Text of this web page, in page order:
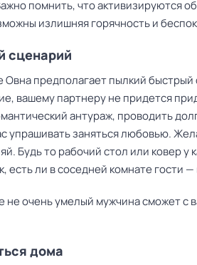
помнить, что активизируются
излишняя горячность и
сценарий
Овна предполагает пылкий быстрый
вашему партнеру не придется
антураж, проводить
упрашивать заняться любовью.
Будь то рабочий стол или ковер у
есть ли в соседней комнате гости
очень умелый мужчина сможет с
дома